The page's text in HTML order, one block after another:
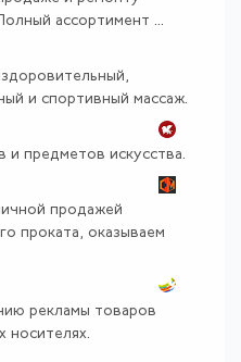
ассортимент ...
и спортивный массаж.
и предметов искусства.
продажей
проката, оказываем
рекламы товаров
носителях.